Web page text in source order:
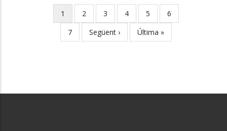
Pagination
Current
page
1 Page
2 Page
3 Page
4 Page
5 Page
6
Page
7
Next
page
Següent ›
Last
page
Última »